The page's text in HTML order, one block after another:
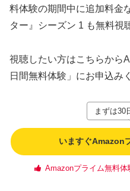
料体験の期間中に追加料金
ター』シーズン 1 も無料視
視聴したい方はこちらから
日間無料体験」にお申込み
まずは30
いますぐAmazon
Amazonプライム無料